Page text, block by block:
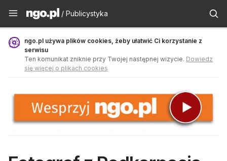
Publicystyka - ngo.pl
/ Publicystyka
ngo.pl używa plików cookies, żeby ułatwić Ci korzystanie z
serwisu
Ten komunikat zniknie przy Twojej następnej wizycie. Dowiedz
się więcej o plikach cookies